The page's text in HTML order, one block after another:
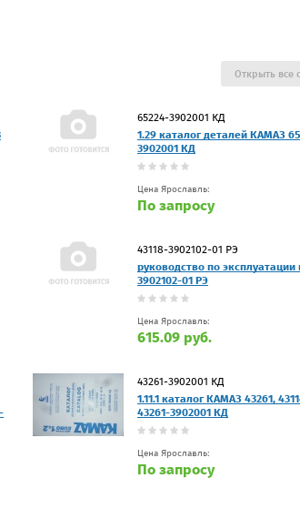
65224-3902001 КД
1.29 каталог деталей КАМАЗ
3902001 КД
Цена Ярославль:
По запросу
43118-3902102-01 РЭ
руководство по эксплуатации
3902102-01 РЭ
Цена Ярославль:
615.09 руб.
43261-3902001 КД
1.11.1 каталог КАМАЗ 43261,
43261-3902001 КД
Цена Ярославль:
По запросу
Открыть все